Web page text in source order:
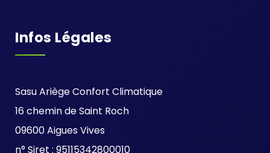
Infos Légales
Sasu Ariège Confort Climatique
16 chemin de Saint Roch
09600 Aigues Vives
n° Siret : 95115342800010